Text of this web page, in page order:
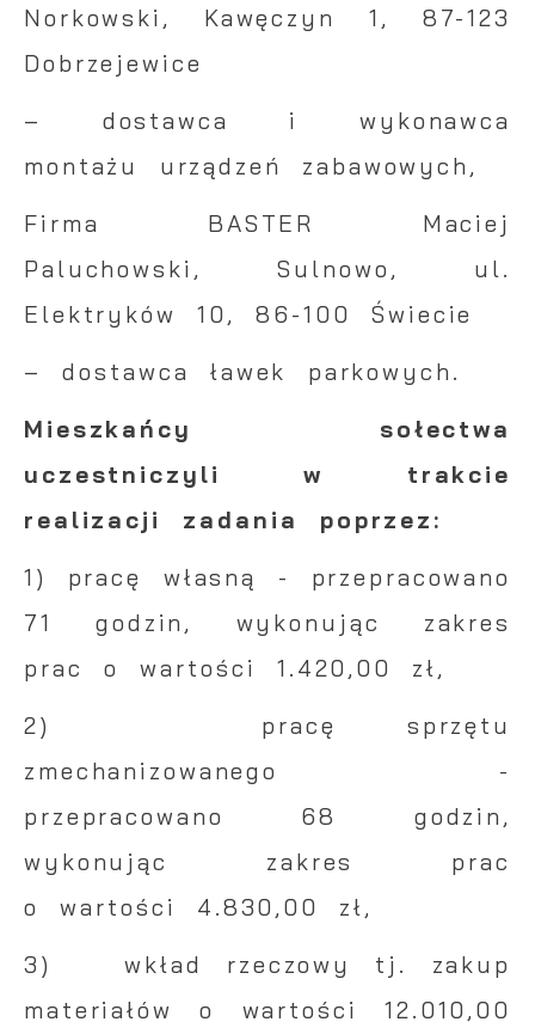
Norkowski, Kawęczyn 1, 87-123
Dobrzejewice
– dostawca i wykonawca
montażu urządzeń zabawowych,
Firma BASTER Maciej
Paluchowski, Sulnowo, ul.
Elektryków 10, 86-100 Świecie
– dostawca ławek parkowych.
Mieszkańcy sołectwa
uczestniczyli w trakcie
realizacji zadania poprzez:
1) pracę własną - przepracowano
71 godzin, wykonując zakres
prac o wartości 1.420,00 zł,
2) pracę sprzętu
zmechanizowanego -
przepracowano 68 godzin,
wykonując zakres prac
o wartości 4.830,00 zł,
3) wkład rzeczowy tj. zakup
materiałów o wartości 12.010,00